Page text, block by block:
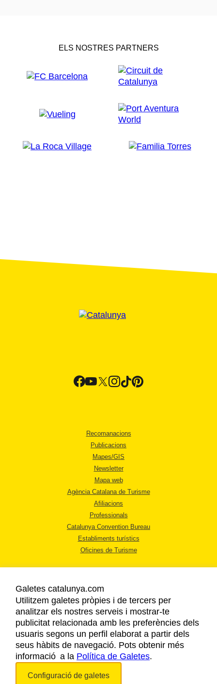
ELS NOSTRES PARTNERS
Recomanacions
Publicacions
Mapes/GIS
Newsletter
Mapa web
Agència Catalana de Turisme
Afiliacions
Professionals
Catalunya Convention Bureau
Establiments turístics
Oficines de Turisme
AVÍS LEGAL
POLÍTICA DE PRIVACITAT
COOKIES
ACCESSIBILITAT
Galetes catalunya.com
Utilitzem galetes pròpies i de tercers per
analitzar els nostres serveis i mostrar-te
publicitat relacionada amb les preferències dels
usuaris segons un perfil elaborat a partir dels
seus hàbits de navegació. Pots obtenir més
informació a la Política de Galetes.
Configuració de galetes